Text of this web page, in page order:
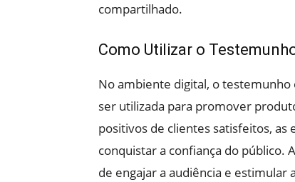
compartilhado.
Como Utilizar o
No ambiente digital, o
ser utilizada para promover
positivos de clientes satisfeitos,
conquistar a confiança do público.
de engajar a audiência e estimular